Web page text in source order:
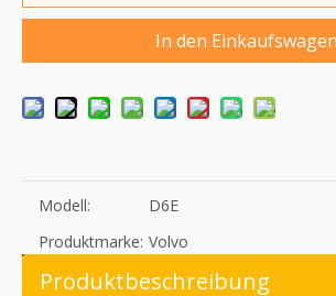
In den Einkaufswagen
Modell:
D6E
Produktmarke: Volvo
Produktbeschreibung